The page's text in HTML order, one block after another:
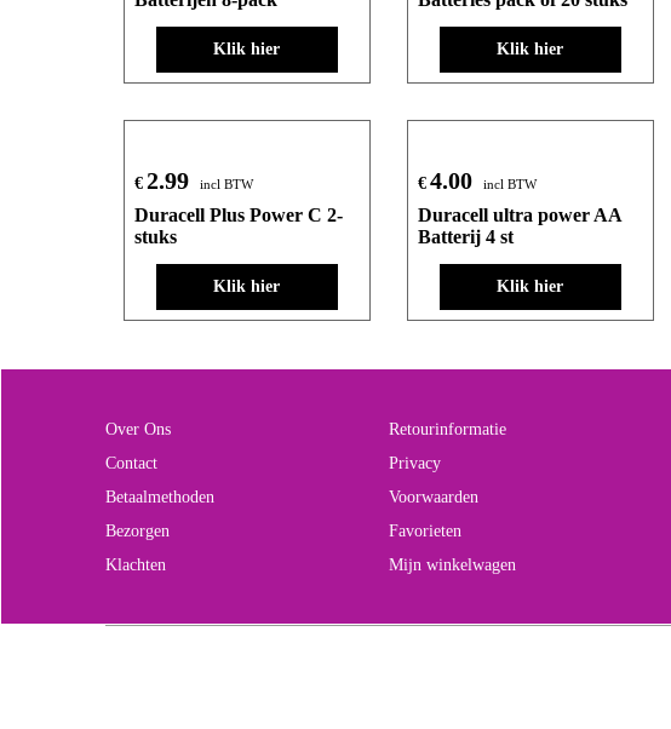
Klik hier Klik hier
€ 2.99 incl BTW
Duracell Plus Power C 2-
stuks
Klik hier
€ 4.00 incl BTW
Duracell ultra power AA
Batterij 4 st
Klik hier
Over Ons
Contact
Betaalmethoden
Bezorgen
Klachten
Retourinformatie
Privacy
Voorwaarden
Favorieten
Mijn winkelwagen